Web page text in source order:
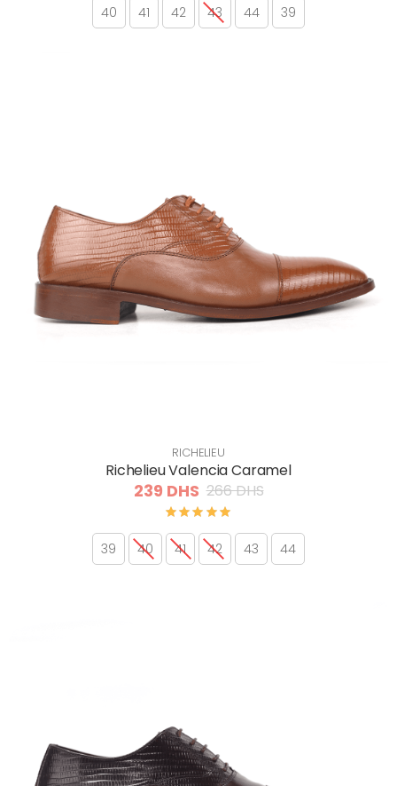
40 41 42 43 44 39
RICHELIEU
Richelieu Valencia Caramel
239 DHS 266 DHS
39 40 41 42 43 44